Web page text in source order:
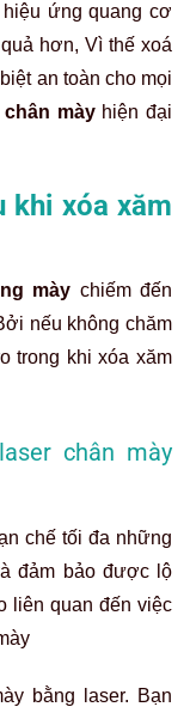
ứng quang cơ
hơn, Vì thế xoá
an toàn cho mọi
màyhiện đại
khi xóa xăm
mày chiếm đến
nếu không chăm
trong khi xóa xăm
chân mày
chế tối đa những
đảm bảo được lộ
liên quan đến việc
bằng laser. Bạn